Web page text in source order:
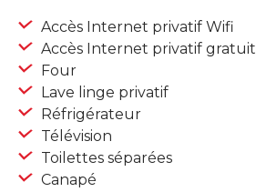
Accès Internet privatif Wifi
Accès Internet privatif gratuit
Four
Lave linge privatif
Réfrigérateur
Télévision
Toilettes séparées
Canapé